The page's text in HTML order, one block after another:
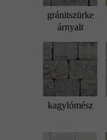
gránitszürke
árnyalt
kagylómész